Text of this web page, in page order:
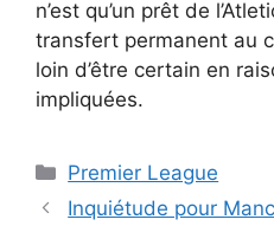
n’est qu’un prêt de
transfert permanent au
loin d’être certain en
impliquées.
Catégories
Premier League
Inquiétude pour